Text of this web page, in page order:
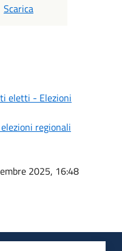
Scarica
eletti - Elezioni
regionali
2025, 16:48